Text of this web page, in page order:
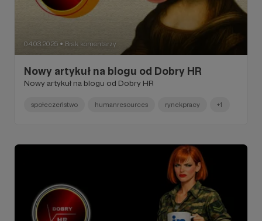
04.03.2025 ● Brak komentarzy
Nowy artykuł na blogu od Dobry HR
Nowy artykuł na blogu od Dobry HR
społeczeństwo humanresources rynekpracy +1